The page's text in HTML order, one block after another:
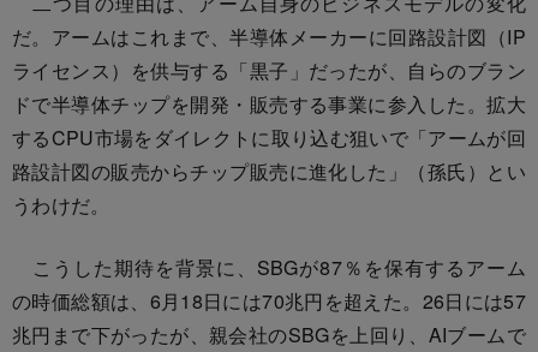
だ。アームはこれまで、半導体メーカーに回路設計図（IP
ライセンス）を供与する「黒子」だったが、自らのブラン
ドで半導体チップを開発・販売する事業に参入した。拡大
するCPU市場をダイレクトに取り込む狙いで「アームが回
路設計図の販売からチップ販売に進化した」（孫氏）とい
うわけだ。
こうした期待を背景に、SBGが87％を保有するアーム
の時価総額は、6月18日には70兆円を超えた。26日には57
兆円まで下がったが、親会社のSBGを上回り、AIブームで